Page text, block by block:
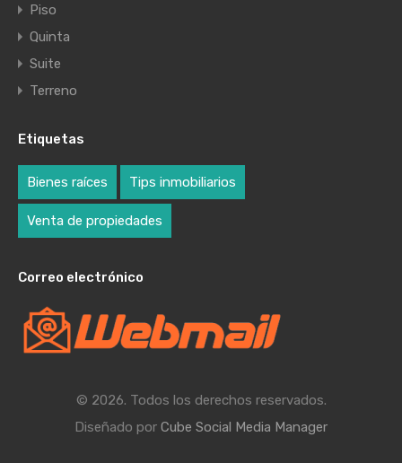
Piso
Quinta
Suite
Terreno
Etiquetas
Bienes raíces Tips inmobiliarios
Venta de propiedades
Correo electrónico
© 2026. Todos los derechos reservados.
Diseñado por Cube Social Media Manager